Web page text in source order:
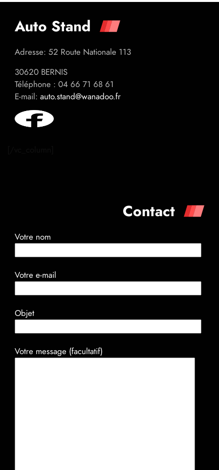
Auto Stand
Adresse: 52 Route Nationale 113
30620 BERNIS
Téléphone : 04 66 71 68 61
E-mail: auto.stand@wanadoo.fr
Contact
Votre nom
Votre e-mail
Objet
Votre message (facultatif)